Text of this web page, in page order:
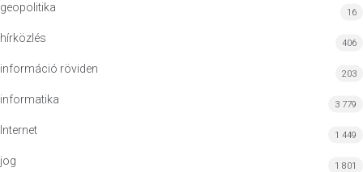
geopolitika 16
hírközlés 406
információ röviden 203
informatika 3 779
Internet 1 449
jog 1 801